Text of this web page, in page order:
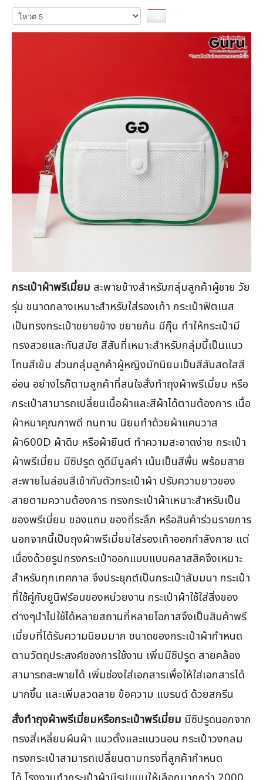
กรุณา
ให้
คะแนน
กระเป๋าผ้าพรีเมี่ยม สะพายข้างสำหรับกลุ่มลูกค้าผู้ชาย วัย
รุ่น ขนาดกลางเหมาะสำหรับใส่รองเท้า กระเป๋าฟิตเนส
เป็นทรงกระเป๋าขยายข้าง ขยายก้น มีกุ๊น ทำให้กระเป๋ามี
ทรงสวยและทันสมัย สีสันที่เหมาะสำหรับกลุ่มนี้เป็นแนว
โทนสีเข้ม ส่วนกลุ่มลูกค้าผู้หญิงมักนิยมเป็นสีสันสดใสสี
อ่อน อย่างไรก็ตามลูกค้าที่สนใจสั่งทำถุงผ้าพรีเมี่ยม หรือ
กระเป๋าสามารถเปลี่ยนเนื้อผ้าและสีผ้าได้ตามต้องการ เนื้อ
ผ้าหนาคุณภาพดี ทนทาน นิยมทำด้วยผ้าแคนวาส
ผ้า600D ผ้าดิบ หรือผ้ายีนต์ ทำความสะอาดง่าย กระเป๋า
ผ้าพรีเมี่ยม มีซิปรูด ดูดีมีมูลค่า เน้นเป็นสีพื้น พร้อมสาย
สะพายไนล่อนสีเข้ากับตัวกระเป๋าผ้า ปรับความยาวของ
สายตามความต้องการ ทรงกระเป๋าผ้าเหมาะสำหรับเป็น
ของพรีเมี่ยม ของแถม ของที่ระลึก หรือสินค้าร่วมรายการ
นอกจากนี้เป็นถุงผ้าพรีเมี่ยมใส่รองเท้าออกกำลังกาย แต่
เนื่องด้วยรูปทรงกระเป๋าออกแบบแบบคลาสสิคจึงเหมาะ
สำหรับทุกเทศกาล จึงประยุกต์เป็นกระเป๋าสัมมนา กระเป๋า
ที่ใช้คู่กับยูนิฟร์อมของหน่วยงาน กระเป๋าผ้าใช้ใส่สิ่งของ
ต่างๆนำไปใช้ได้หลายสถานที่หลายโอกาสจึงเป็นสินค้าพรี
เมี่ยมที่ได้รับความนิยมมาก ขนาดของกระเป๋าผ้ากำหนด
ตามวัตถุประสงค์ของการใช้งาน เพิ่มมีซิปรูด สายคล้อง
สามารถสะพายได้ เพิ่มช่องใส่เอกสารเพื่อให้ใส่เอกสารได้
มากขึ้น และเพิ่มลวดลาย ข้อความ แบรนด์ ด้วยสกรีน
สั่งทำถุงผ้าพรีเมี่ยมหรือกระเป๋าพรีเมี่ยม มีซิปรูดนอกจาก
ทรงสี่เหลี่ยมผืนผ้า แนวตั้งและแนวนอน กระเป๋าวงกลม
ทรงกระเป๋าสามารถเปลี่ยนตามทรงที่ลูกค้ากำหนด